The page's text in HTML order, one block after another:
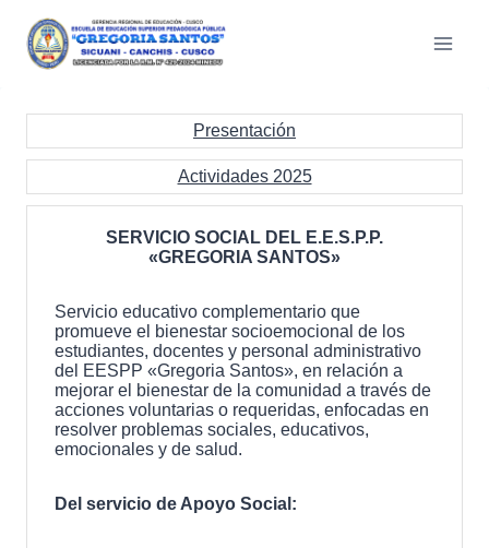
contenido
Presentación
Actividades 2025
SERVICIO SOCIAL DEL E.E.S.P.P.
«GREGORIA SANTOS»
Servicio educativo complementario que
promueve el bienestar socioemocional de los
estudiantes, docentes y personal administrativo
del EESPP «Gregoria Santos», en relación a
mejorar el bienestar de la comunidad a través de
acciones voluntarias o requeridas, enfocadas en
resolver problemas sociales, educativos,
emocionales y de salud.
Del servicio de Apoyo Social: